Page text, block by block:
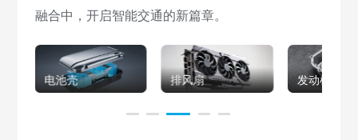
融合中，开启智能交通的新篇章。
排风扇 发动机油底壳 轮胎帘子布